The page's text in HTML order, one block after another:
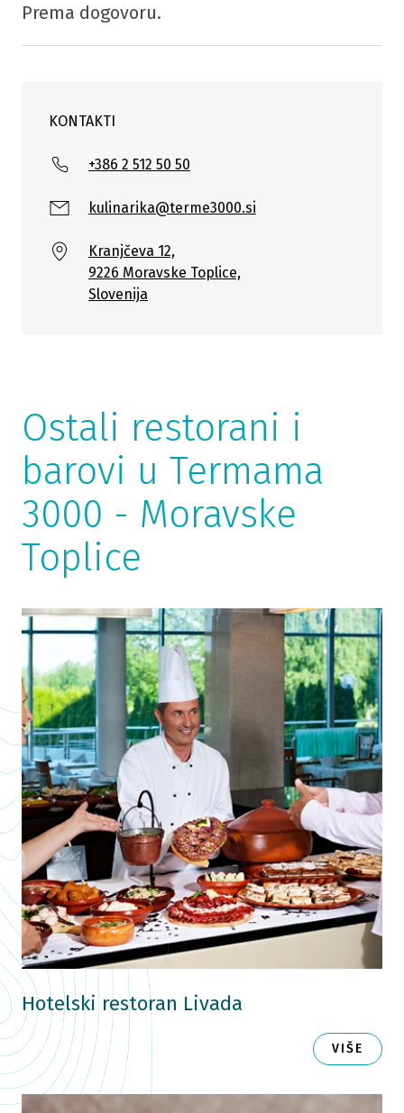
Prema dogovoru.
KONTAKTI
+386 2 512 50 50
kulinarika@terme3000.si
Kranjčeva 12,
9226 Moravske Toplice,
Slovenija
Ostali restorani i
barovi u Termama
3000 - Moravske
Toplice
Hotelski restoran Livada
VIŠE